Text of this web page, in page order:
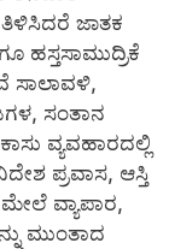
ಜಾತಕ
ಹಸ್ತಸಾಮುದ್ರಿಕೆ
ಸಾಲಾವಳಿ,
ಸಂತಾನ
ವ್ಯವಹಾರದಲ್ಲಿ
ಪ್ರವಾಸ, ಆಸ್ತಿ
ವ್ಯಾಪಾರ,
ಮುಂತಾದ